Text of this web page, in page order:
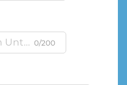
0/200